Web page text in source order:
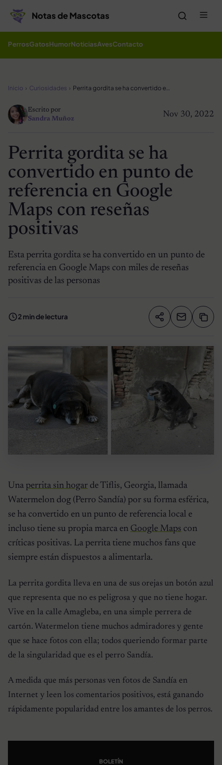
Notas de Mascotas
PerrosGatosHumorNoticiasAvesContacto
Inicio Curiosidades Perrita gordita se ha convertido en punto de referencia en Google Maps con reseñas positivas
Nov 30, 2022
Escrito por
Sandra Muñoz
Perrita gordita se ha
convertido en punto de
referencia en Google
Maps con reseñas
positivas
Esta perrita gordita se ha convertido en un punto de
referencia en Google Maps con miles de reseñas
positivas de las personas
2 min de lectura Compartir
Una perrita sin hogar de Tiflis, Georgia, llamada
Watermelon dog (Perro Sandía) por su forma esférica,
se ha convertido en un punto de referencia local e
incluso tiene su propia marca en Google Maps con
críticas positivas. La perrita tiene muchos fans que
siempre están dispuestos a alimentarla.
La perrita gordita lleva en una de sus orejas un botón azul
que representa que no es peligrosa y que no tiene hogar.
Vive en la calle Amagleba, en una simple perrera de
cartón. Watermelon tiene muchos admiradores y gente
que se hace fotos con ella; todos queriendo formar parte
de la singularidad que es el perro Sandía.
A medida que más personas ven fotos de Sandía en
Internet y leen los comentarios positivos, está ganando
rápidamente popularidad entre los amantes de los perros.
BOLETÍN